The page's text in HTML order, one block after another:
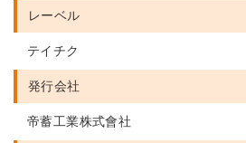
レーベル
テイチク
発行会社
帝蓄工業株式會社